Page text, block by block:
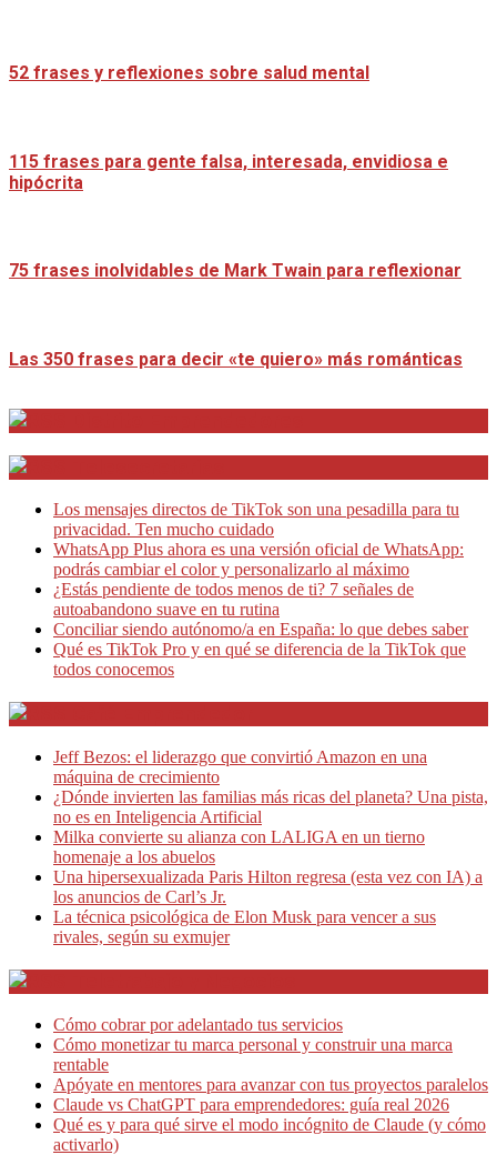
52 frases y reflexiones sobre salud mental
115 frases para gente falsa, interesada, envidiosa e
hipócrita
75 frases inolvidables de Mark Twain para reflexionar
Las 350 frases para decir «te quiero» más románticas
Los mensajes directos de TikTok son una pesadilla para tu
privacidad. Ten mucho cuidado
WhatsApp Plus ahora es una versión oficial de WhatsApp:
podrás cambiar el color y personalizarlo al máximo
¿Estás pendiente de todos menos de ti? 7 señales de
autoabandono suave en tu rutina
Conciliar siendo autónomo/a en España: lo que debes saber
Qué es TikTok Pro y en qué se diferencia de la TikTok que
todos conocemos
Jeff Bezos: el liderazgo que convirtió Amazon en una
máquina de crecimiento
¿Dónde invierten las familias más ricas del planeta? Una pista,
no es en Inteligencia Artificial
Milka convierte su alianza con LALIGA en un tierno
homenaje a los abuelos
Una hipersexualizada Paris Hilton regresa (esta vez con IA) a
los anuncios de Carl’s Jr.
La técnica psicológica de Elon Musk para vencer a sus
rivales, según su exmujer
Cómo cobrar por adelantado tus servicios
Cómo monetizar tu marca personal y construir una marca
rentable
Apóyate en mentores para avanzar con tus proyectos paralelos
Claude vs ChatGPT para emprendedores: guía real 2026
Qué es y para qué sirve el modo incógnito de Claude (y cómo
activarlo)